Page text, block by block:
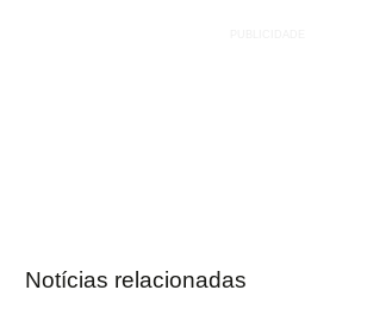
Notícias relacionadas